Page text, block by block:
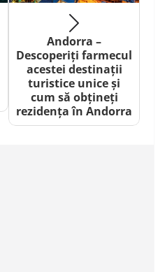
Andorra –
Descoperiți farmecul
acestei destinații
turistice unice și
cum să obțineți
rezidența în Andorra